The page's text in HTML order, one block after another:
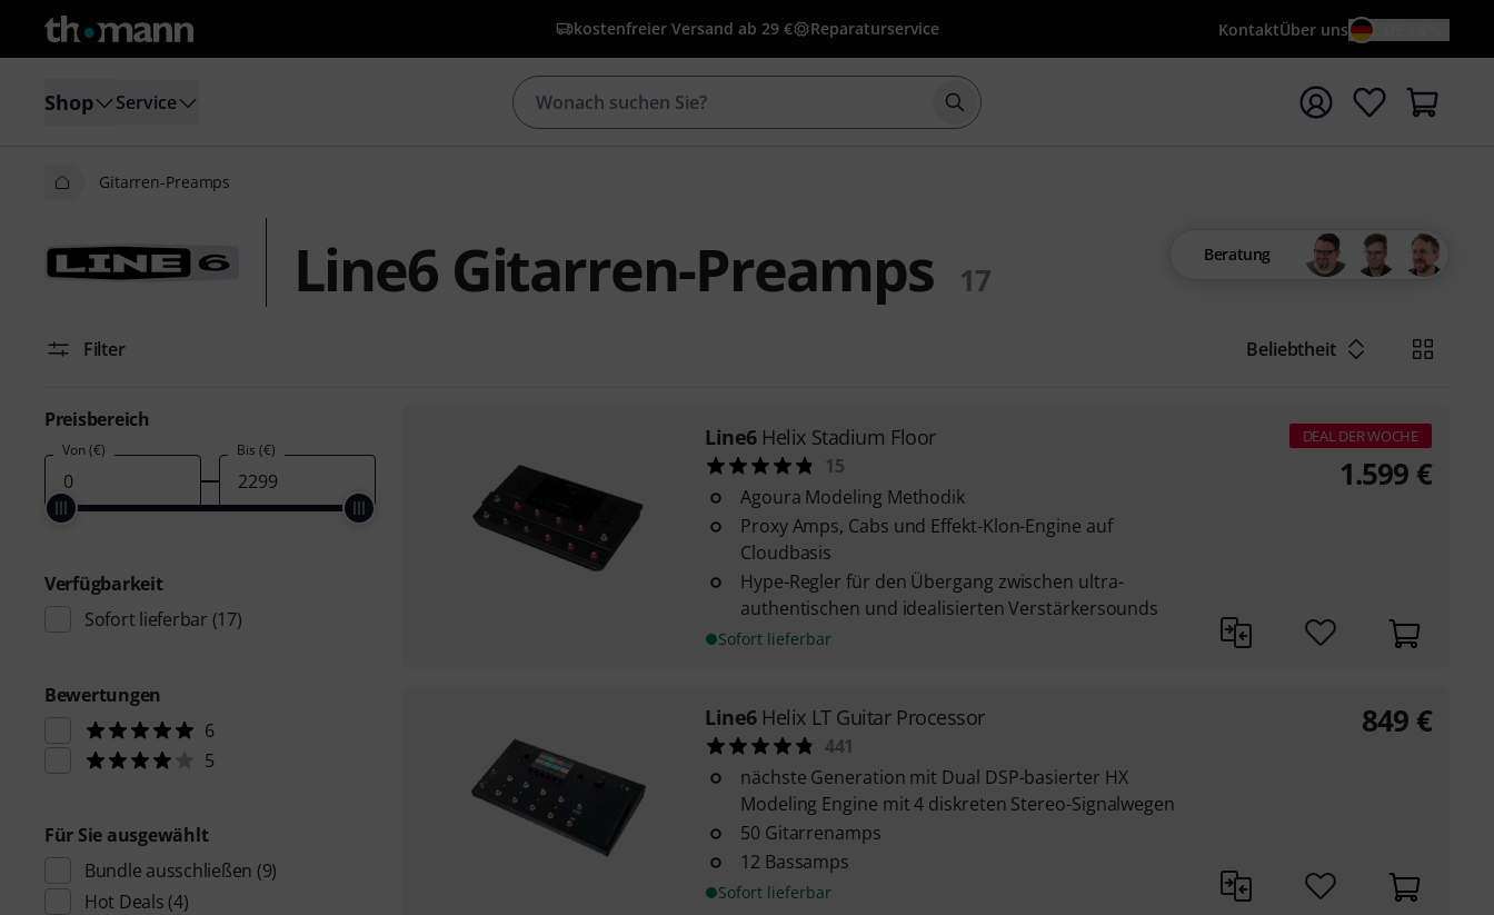
kostenfreier Versand ab 29 € Reparaturservice KontaktÜber uns
Shop Service Suche mit Suchwort {searchTerm} starten
Gitarren-Preamps
Line6 Gitarren-Preamps 17
Beratung
Filter Beliebtheit
Preisbereich
Von (€) Bis (€)
Verfügbarkeit
Sofort lieferbar (17)
Bewertungen
6
5
Für Sie ausgewählt
Bundle ausschließen (9)
Hot Deals (4)
Line6 Helix Stadium Floor
15
Agoura Modeling Methodik
Proxy Amps, Cabs und Effekt-Klon-Engine auf
Cloudbasis
Hype-Regler für den Übergang zwischen ultra-
authentischen und idealisierten Verstärkersounds
Sofort lieferbar
DEAL DER WOCHE
1.599 €
Line6 Helix LT Guitar Processor
441
nächste Generation mit Dual DSP-basierter HX
Modeling Engine mit 4 diskreten Stereo-Signalwegen
50 Gitarrenamps
12 Bassamps
Sofort lieferbar
849 €